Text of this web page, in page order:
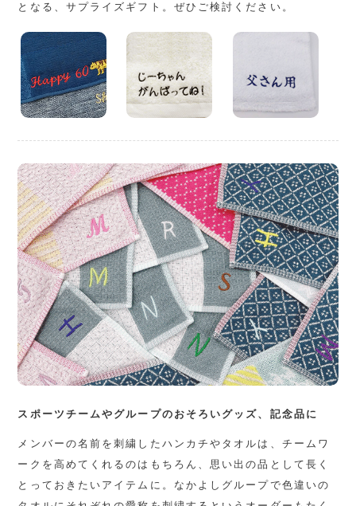
となる、サプライズギフト。ぜひご検討ください。
スポーツチームやグループのおそろいグッズ、記念品に
メンバーの名前を刺繍したハンカチやタオルは、チームワ
ークを高めてくれるのはもちろん、思い出の品として長く
とっておきたいアイテムに。なかよしグループで色違いの